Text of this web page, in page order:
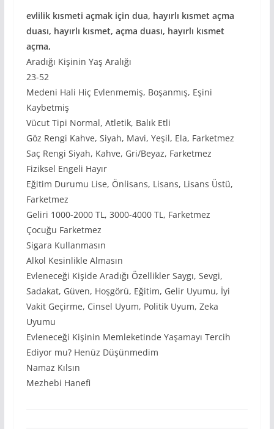
evlilik kısmeti açmak için dua, hayırlı kısmet açma
duası, hayırlı kısmet, açma duası, hayırlı kısmet
açma,
Aradığı Kişinin Yaş Aralığı
23-52
Medeni Hali Hiç Evlenmemiş, Boşanmış, Eşini
Kaybetmiş
Vücut Tipi Normal, Atletik, Balık Etli
Göz Rengi Kahve, Siyah, Mavi, Yeşil, Ela, Farketmez
Saç Rengi Siyah, Kahve, Gri/Beyaz, Farketmez
Fiziksel Engeli Hayır
Eğitim Durumu Lise, Önlisans, Lisans, Lisans Üstü,
Farketmez
Geliri 1000-2000 TL, 3000-4000 TL, Farketmez
Çocuğu Farketmez
Sigara Kullanmasın
Alkol Kesinlikle Almasın
Evleneceği Kişide Aradığı Özellikler Saygı, Sevgi,
Sadakat, Güven, Hoşgörü, Eğitim, Gelir Uyumu, İyi
Vakit Geçirme, Cinsel Uyum, Politik Uyum, Zeka
Uyumu
Evleneceği Kişinin Memleketinde Yaşamayı Tercih
Ediyor mu? Henüz Düşünmedim
Namaz Kılsın
Mezhebi Hanefi